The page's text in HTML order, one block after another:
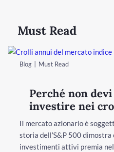
Must Read
Blog Must Read
Perché non
investire nei
Il mercato azionario è
storia dell’S&P 500 dimostra
investimenti attivi premia nel